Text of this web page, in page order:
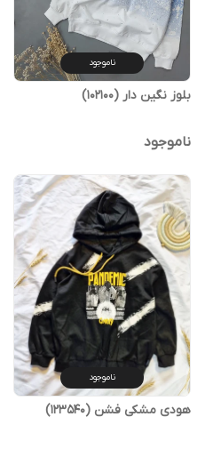
ناموجود
بلوز نگین دار (102100)
ناموجود
ناموجود
هودی مشکی فشن (123540)